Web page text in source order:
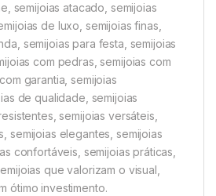
semijoias atacado, semijoias
de luxo, semijoias finas,
semijoias para festa, semijoias
com pedras, semijoias com
garantia, semijoias
de qualidade, semijoias
semijoias versáteis,
semijoias elegantes, semijoias
confortáveis, semijoias práticas,
que valorizam o visual,
ótimo investimento.